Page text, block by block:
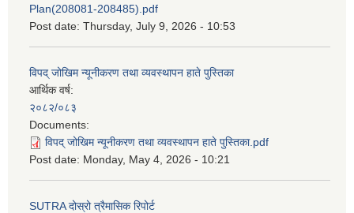
Plan(208081-208485).pdf
Post date: Thursday, July 9, 2026 - 10:53
विपद् जोखिम न्यूनीकरण तथा व्यवस्थापन हाते पुस्तिका
आर्थिक वर्ष:
२०८२/०८३
Documents:
विपद् जोखिम न्यूनीकरण तथा व्यवस्थापन हाते पुस्तिका.pdf
Post date: Monday, May 4, 2026 - 10:21
SUTRA दोस्रो त्रैमासिक रिपोर्ट